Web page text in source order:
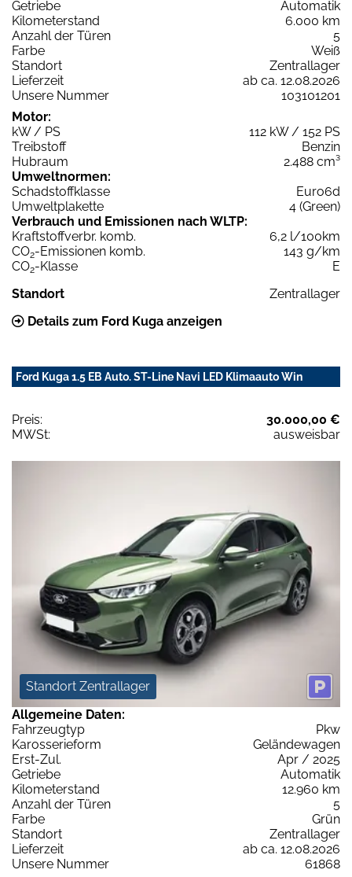
Getriebe
Automatik
Kilometerstand
6.000 km
Anzahl der Türen
5
Farbe
Weiß
Standort
Zentrallager
Lieferzeit
ab ca. 12.08.2026
Unsere Nummer
103101201
Motor:
kW / PS
112 kW / 152 PS
Treibstoff
Benzin
Hubraum
2.488 cm³
Umweltnormen:
Schadstoffklasse
Euro6d
Umweltplakette
4 (Green)
Verbrauch und Emissionen nach WLTP:
Kraftstoffverbr. komb.
6,2 l/100km
CO2-Emissionen komb.
143 g/km
CO2-Klasse
E
Standort
Zentrallager
Details zum Ford Kuga anzeigen
Ford Kuga 1.5 EB Auto. ST-Line Navi LED Klimaauto Win
Preis:
30.000,00 €
MWSt:
ausweisbar
Standort Zentrallager
Allgemeine Daten:
Fahrzeugtyp
Pkw
Karosserieform
Geländewagen
Erst-Zul.
Apr / 2025
Getriebe
Automatik
Kilometerstand
12.960 km
Anzahl der Türen
5
Farbe
Grün
Standort
Zentrallager
Lieferzeit
ab ca. 12.08.2026
Unsere Nummer
61868